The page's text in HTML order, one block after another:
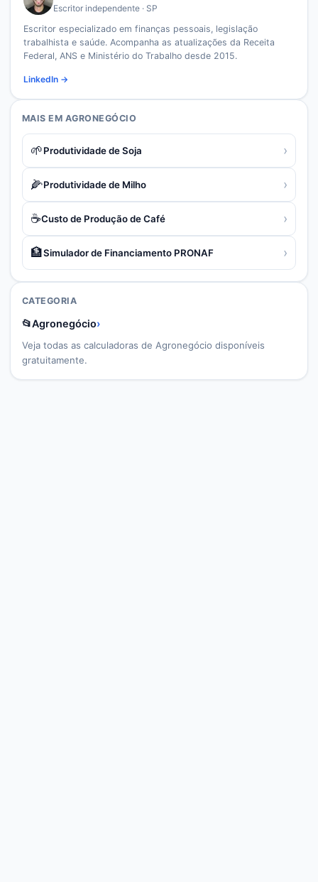
Escritor independente · SP
Escritor especializado em finanças pessoais, legislação
trabalhista e saúde. Acompanha as atualizações da Receita
Federal, ANS e Ministério do Trabalho desde 2015.
LinkedIn →
MAIS EM AGRONEGÓCIO
🌱Produtividade de Soja ›
🌽Produtividade de Milho ›
☕Custo de Produção de Café ›
🏦Simulador de Financiamento PRONAF ›
CATEGORIA
📂Agronegócio›
Veja todas as calculadoras de Agronegócio disponíveis
gratuitamente.